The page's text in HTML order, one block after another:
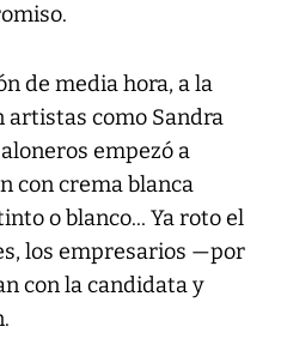
de media hora, a la
como Sandra
empezó a
con crema blanca
o blanco... Ya roto el
los empresarios —por
con la candidata y